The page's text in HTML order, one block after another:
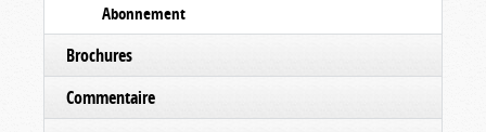
Abonnement
Brochures
Commentaire